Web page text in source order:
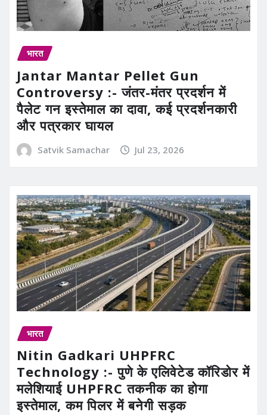
भारत
Jantar Mantar Pellet Gun
Controversy :- जंतर-मंतर प्रदर्शन में
पैलेट गन इस्तेमाल का दावा, कई प्रदर्शनकारी
और पत्रकार घायल
Satvik Samachar Jul 23, 2026
भारत
Nitin Gadkari UHPFRC
Technology :- पुणे के एलिवेटेड कॉरिडोर में
मलेशियाई UHPFRC तकनीक का होगा
इस्तेमाल, कम पिलर में बनेगी सड़क